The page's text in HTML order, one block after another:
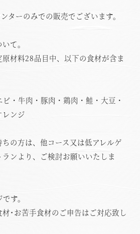
ターのみでの販売でございます。
て。
材料28品目中、以下の食材が含ま
・牛肉・豚肉・鶏肉・鮭・大豆・
レンジ
の方は、他コース又は低アレルゲ
ンより、ご検討お願いいたしま
す。
･お苦手食材のご申告はご対応致し